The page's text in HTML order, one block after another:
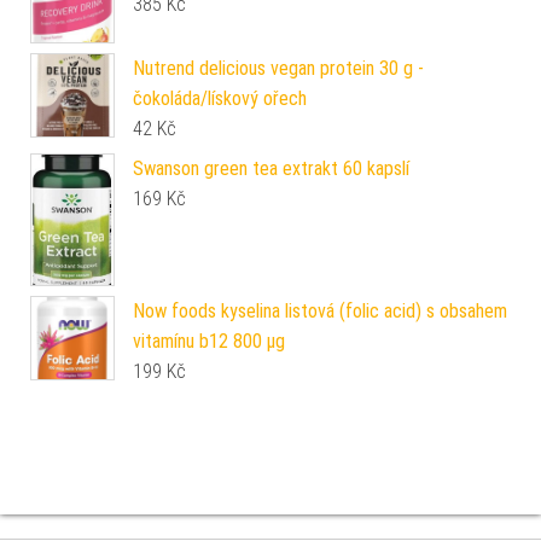
Nutrend delicious vegan protein 30 g -
čokoláda/lískový ořech
42 Kč
Swanson green tea extrakt 60 kapslí
169 Kč
Now foods kyselina listová (folic acid) s obsahem
vitamínu b12 800 μg
199 Kč